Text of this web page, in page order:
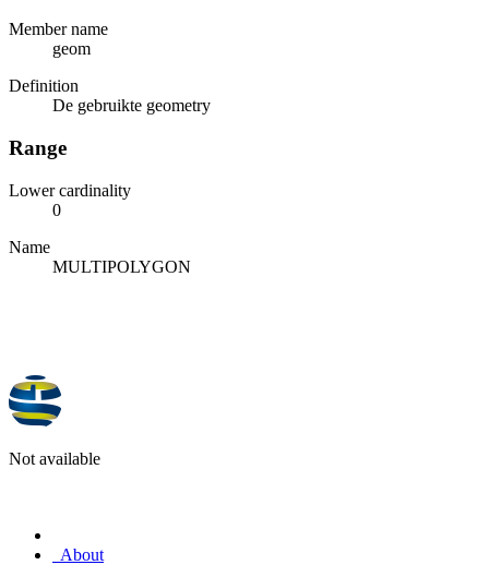
Member name
geom
Definition
De gebruikte geometry
Range
Lower cardinality
0
Name
MULTIPOLYGON
Not available
About